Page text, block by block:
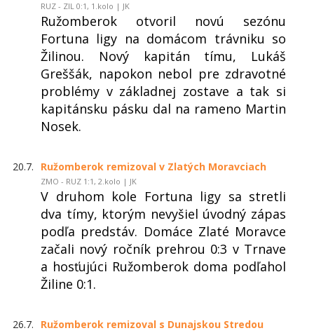
RUZ - ZIL 0:1, 1.kolo | JK
Ružomberok otvoril novú sezónu
Fortuna ligy na domácom trávniku so
Žilinou. Nový kapitán tímu, Lukáš
Greššák, napokon nebol pre zdravotné
problémy v základnej zostave a tak si
kapitánsku pásku dal na rameno Martin
Nosek.
20.7. Ružomberok remizoval v Zlatých Moravciach
ZMO - RUZ 1:1, 2.kolo | JK
V druhom kole Fortuna ligy sa stretli
dva tímy, ktorým nevyšiel úvodný zápas
podľa predstáv. Domáce Zlaté Moravce
začali nový ročník prehrou 0:3 v Trnave
a hosťujúci Ružomberok doma podľahol
Žiline 0:1.
26.7. Ružomberok remizoval s Dunajskou Stredou